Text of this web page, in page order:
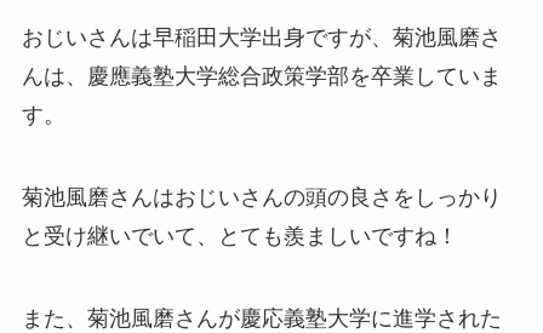
おじいさんは早稲田大学出身ですが、菊池風磨さ
んは、慶應義塾大学総合政策学部を卒業していま
す。
菊池風磨さんはおじいさんの頭の良さをしっかり
と受け継いでいて、とても羨ましいですね！
また、菊池風磨さんが慶応義塾大学に進学された